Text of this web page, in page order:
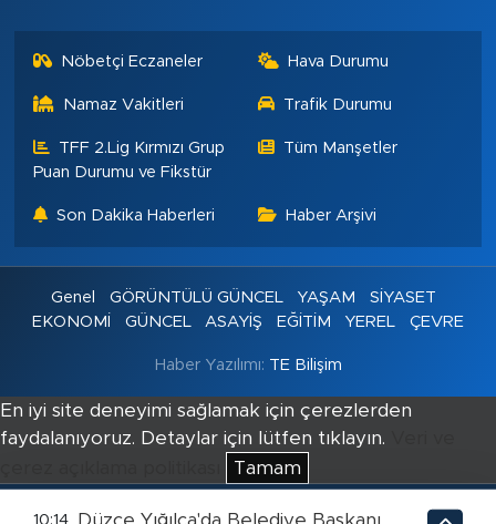
Nöbetçi Eczaneler Hava Durumu
Namaz Vakitleri Trafik Durumu
TFF 2.Lig Kırmızı Grup
Puan Durumu ve Fikstür
Tüm Manşetler
Son Dakika Haberleri Haber Arşivi
Genel GÖRÜNTÜLÜ GÜNCEL YAŞAM
SİYASET
EKONOMİ
GÜNCEL ASAYİŞ EĞİTİM YEREL ÇEVRE
Haber Yazılımı: TE Bilişim
En iyi site deneyimi sağlamak için çerezlerden
faydalanıyoruz. Detaylar için lütfen tıklayın.
Tamam
10:14 Düzce Yığılca'da Belediye Başkanı